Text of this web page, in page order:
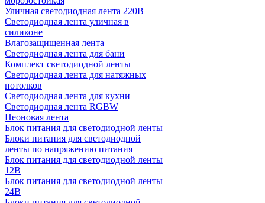
Уличная светодиодная лента 220В
Светодиодная лента уличная в
силиконе
Влагозащищенная лента
Светодиодная лента для бани
Комплект светодиодной ленты
Светодиодная лента для натяжных
потолков
Светодиодная лента для кухни
Светодиодная лента RGBW
Неоновая лента
Блок питания для светодиодной ленты
Блоки питания для светодиодной
ленты по напряжению питания
Блок питания для светодиодной ленты
12В
Блок питания для светодиодной ленты
24В